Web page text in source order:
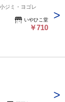
ジミ・ヨゴレ
いやひこ堂
￥710